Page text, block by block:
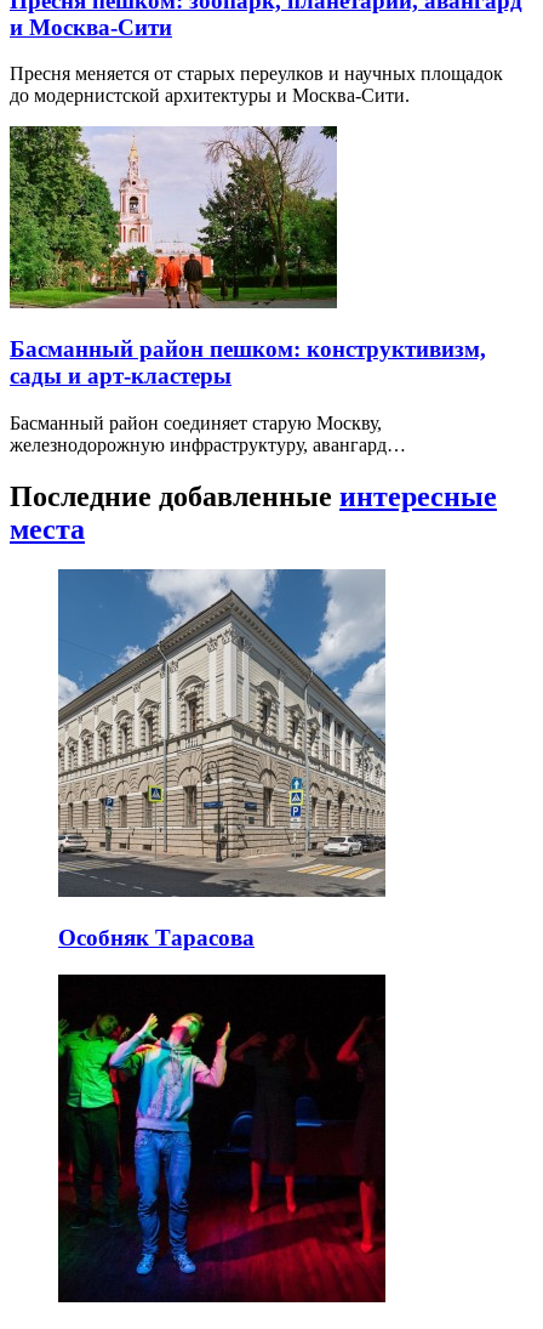
и Москва-Сити
Пресня меняется от старых переулков и научных площадок
до модернистской архитектуры и Москва-Сити.
Басманный район пешком: конструктивизм,
сады и арт-кластеры
Басманный район соединяет старую Москву,
железнодорожную инфраструктуру, авангард…
Последние добавленные интересные
места
Особняк Тарасова